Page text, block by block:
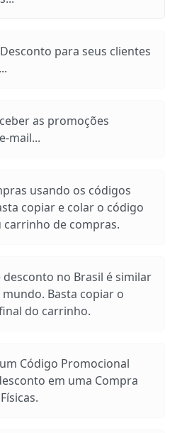
para seus clientes
as promoções
mail...
usando os códigos
copiar e colar o código
de compras.
no Brasil é similar
Basta copiar o
do carrinho.
Código Promocional
em uma Compra